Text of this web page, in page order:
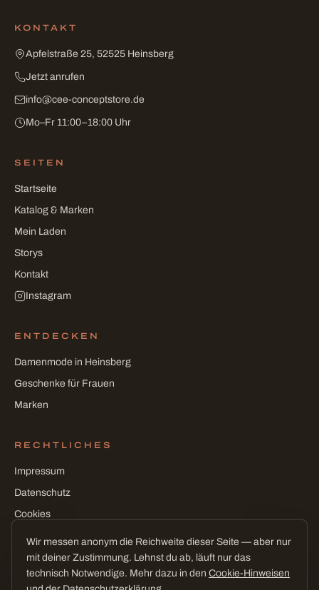
KONTAKT
Apfelstraße 25, 52525 Heinsberg
Jetzt anrufen
info@cee-conceptstore.de
Mo–Fr 11:00–18:00 Uhr
SEITEN
Startseite
Katalog & Marken
Mein Laden
Storys
Kontakt
Instagram
ENTDECKEN
Damenmode in Heinsberg
Geschenke für Frauen
Marken
RECHTLICHES
Impressum
Datenschutz
Cookies
Cookie-Einstellungen
Wir messen anonym die Reichweite dieser Seite — aber nur
mit deiner Zustimmung. Lehnst du ab, läuft nur das
technisch Notwendige. Mehr dazu in den Cookie-Hinweisen